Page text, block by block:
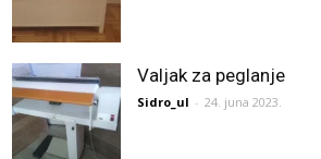
Valjak za peglanje
Sidro_ul - 24. juna 2023.